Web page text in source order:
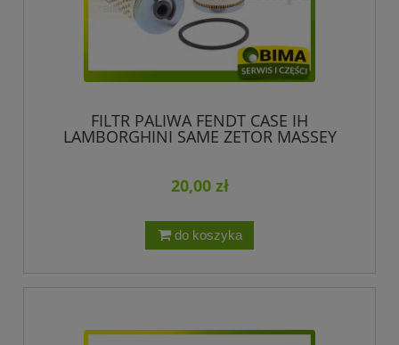
FILTR PALIWA FENDT CASE IH
LAMBORGHINI SAME ZETOR MASSEY
20,00 zł
do koszyka